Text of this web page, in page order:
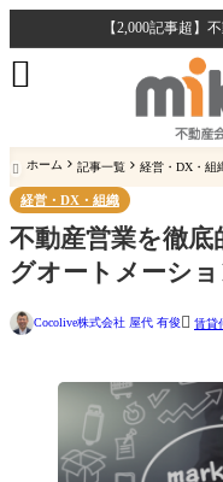
【2,000記事超】

 ホーム 記事一覧 経営・DX・組
経営・DX・組織
不動産営業を徹
グオートメーショ
Cocolive株式会社 屋代 有俊 賃貸